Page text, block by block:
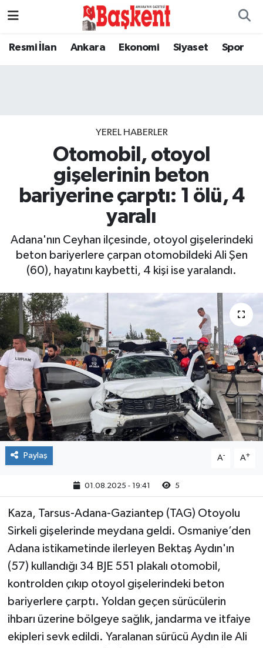
Resmi İlan Ankara Ekonomi Siyaset Spor
YEREL HABERLER
Otomobil, otoyol
gişelerinin beton
bariyerine çarptı: 1 ölü, 4
yaralı
Adana'nın Ceyhan ilçesinde, otoyol gişelerindeki
beton bariyerlere çarpan otomobildeki Ali Şen
(60), hayatını kaybetti, 4 kişi ise yaralandı.
Paylaş A- A+
01.08.2025 - 19:41 5
Kaza, Tarsus-Adana-Gaziantep (TAG) Otoyolu
Sirkeli gişelerinde meydana geldi. Osmaniye’den
Adana istikametinde ilerleyen Bektaş Aydın'ın
(57) kullandığı 34 BJE 551 plakalı otomobil,
kontrolden çıkıp otoyol gişelerindeki beton
bariyerlere çarptı. Yoldan geçen sürücülerin
ihbarı üzerine bölgeye sağlık, jandarma ve itfaiye
ekipleri sevk edildi. Yaralanan sürücü Aydın ile Ali